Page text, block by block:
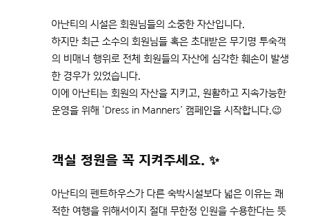
아난티의 시설은 회원님들의 소중한 자산입니다.
하지만 최근 소수의 회원님들 혹은 초대받은 무기명 투숙객
의 비매너 행위로 전체 회원들의 자산에 심각한 훼손이 발생
한 경우가 있었습니다.
이에 아난티는 회원의 자산을 지키고, 원활하고 지속가능한
운영을 위해 ‘Dress in Manners’ 캠페인을 시작합니다.😉
객실 정원을 꼭 지켜주세요. ✨
아난티의 펜트하우스가 다른 숙박시설보다 넓은 이유는 쾌
적한 여행을 위해서이지 절대 무한정 인원을 수용한다는 뜻